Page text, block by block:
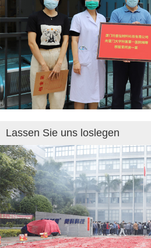
Lassen Sie uns loslegen